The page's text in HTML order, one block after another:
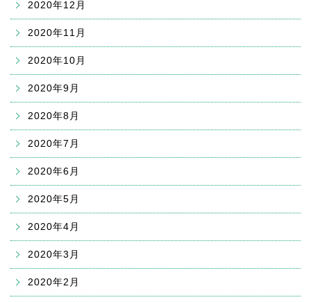
2020年12月
2020年11月
2020年10月
2020年9月
2020年8月
2020年7月
2020年6月
2020年5月
2020年4月
2020年3月
2020年2月